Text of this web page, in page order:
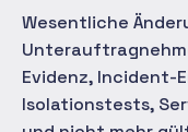
Wesentliche
Evidenz, Incident-
Isolationstests,